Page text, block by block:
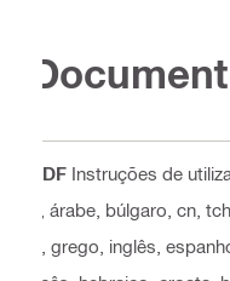
PDF Instruções de
, árabe, búlgaro, cn,
o, grego, inglês,